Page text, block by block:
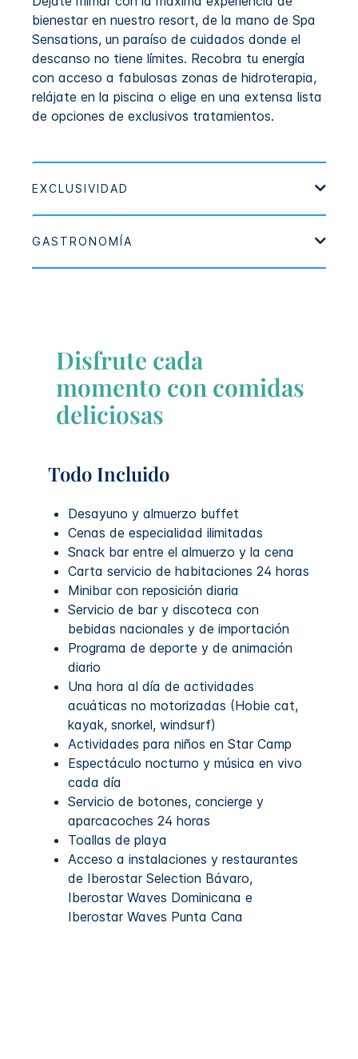
bienestar en nuestro resort, de la mano de Spa
Sensations, un paraíso de cuidados donde el
descanso no tiene límites. Recobra tu energía
con acceso a fabulosas zonas de hidroterapia,
relájate en la piscina o elige en una extensa lista
de opciones de exclusivos tratamientos.
Disfrute cada
momento con comidas
deliciosas
Todo Incluido
Desayuno y almuerzo buffet
Cenas de especialidad ilimitadas
Snack bar entre el almuerzo y la cena
Carta servicio de habitaciones 24 horas
Minibar con reposición diaria
Servicio de bar y discoteca con
bebidas nacionales y de importación
Programa de deporte y de animación
diario
Una hora al día de actividades
acuáticas no motorizadas (Hobie cat,
kayak, snorkel, windsurf)
Actividades para niños en Star Camp
Espectáculo nocturno y música en vivo
cada día
Servicio de botones, concierge y
aparcacoches 24 horas
​Toallas de playa
Acceso a instalaciones y restaurantes
de Iberostar Selection Bávaro,
Iberostar Waves Dominicana e
Iberostar Waves Punta Cana